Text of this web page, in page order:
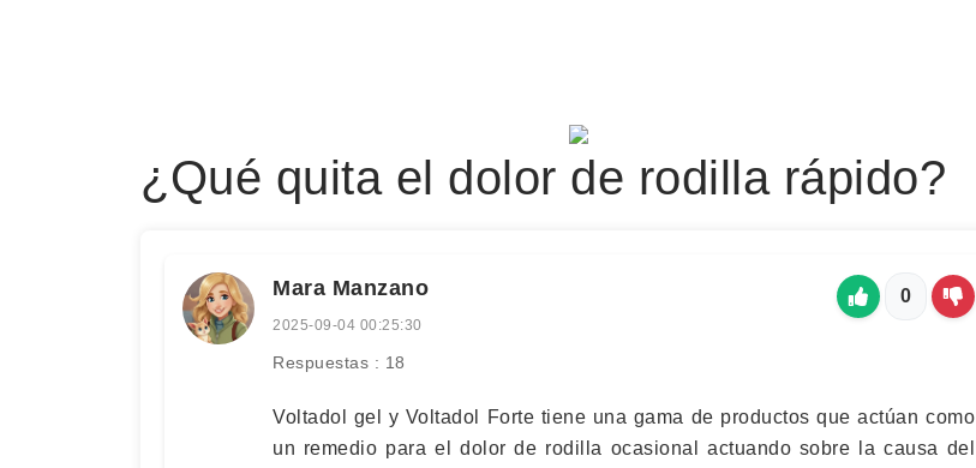
¿Qué quita el dolor de rodilla rápido?
Mara Manzano
2025-09-04 00:25:30
Respuestas : 18
0
Voltadol gel y Voltadol Forte tiene una gama de productos que actúan como
un remedio para el dolor de rodilla ocasional actuando sobre la causa del